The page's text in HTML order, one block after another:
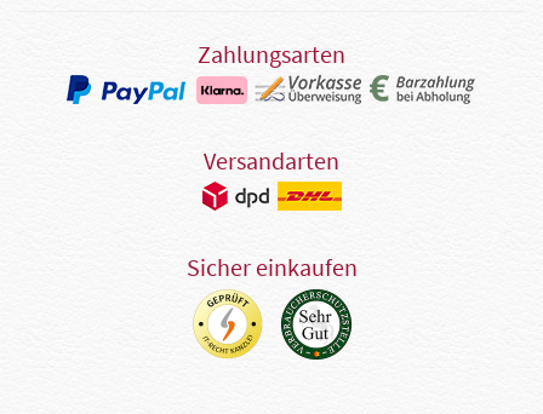
Zahlungsarten
Versandarten
Sicher einkaufen